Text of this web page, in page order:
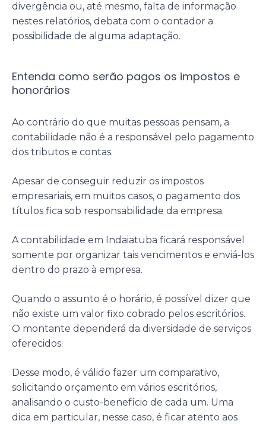
divergência ou, até mesmo, falta de informação
nestes relatórios, debata com o contador a
possibilidade de alguma adaptação.
Entenda como serão pagos os impostos e
honorários
Ao contrário do que muitas pessoas pensam, a
contabilidade não é a responsável pelo pagamento
dos tributos e contas.
Apesar de conseguir reduzir os impostos
empresariais, em muitos casos, o pagamento dos
títulos fica sob responsabilidade da empresa.
A contabilidade em Indaiatuba ficará responsável
somente por organizar tais vencimentos e enviá-los
dentro do prazo à empresa.
Quando o assunto é o horário, é possível dizer que
não existe um valor fixo cobrado pelos escritórios.
O montante dependerá da diversidade de serviços
oferecidos.
Desse modo, é válido fazer um comparativo,
solicitando orçamento em vários escritórios,
analisando o custo-benefício de cada um. Uma
dica em particular, nesse caso, é ficar atento aos